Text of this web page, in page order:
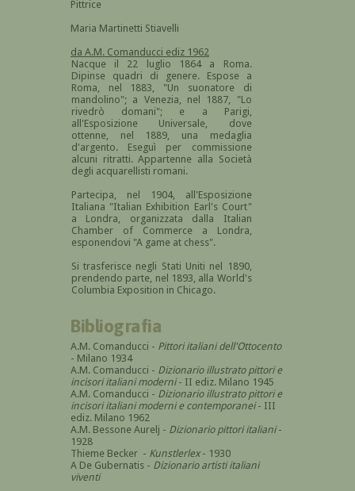
Pittrice
Maria Martinetti Stiavelli
da A.M. Comanducci ediz 1962
Nacque il 22 luglio 1864 a Roma.
Dipinse quadri di genere. Espose a
Roma, nel 1883, "Un suonatore di
mandolino"; a Venezia, nel 1887, "Lo
rivedrò domani"; e a Parigi,
all'Esposizione Universale, dove
ottenne, nel 1889, una medaglia
d'argento. Eseguì per commissione
alcuni ritratti. Appartenne alla Società
degli acquarellisti romani.
Partecipa, nel 1904, all'Esposizione
Italiana "Italian Exhibition Earl's Court"
a Londra, organizzata dalla Italian
Chamber of Commerce a Londra,
esponendovi "A game at chess".
Si trasferisce negli Stati Uniti nel 1890,
prendendo parte, nel 1893, alla World's
Columbia Exposition in Chicago.
Bibliografia
A.M. Comanducci - Pittori italiani dell'Ottocento
- Milano 1934
A.M. Comanducci - Dizionario illustrato pittori e
incisori italiani moderni- II ediz. Milano 1945
A.M. Comanducci - Dizionario illustrato pittori e
incisori italiani moderni e contemporanei- III
ediz. Milano 1962
A.M. Bessone Aurelj - Dizionario pittori italiani-
1928
Thieme Becker - Kunstlerlex- 1930
A De Gubernatis - Dizionario artisti italiani
viventi